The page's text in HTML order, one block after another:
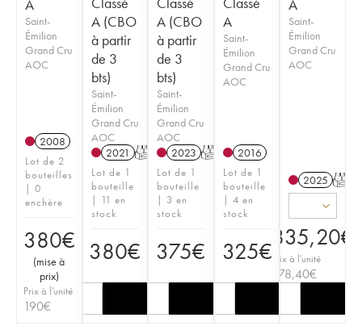
A
Saint-
Émilion
Grand Cru
AOC
2008
Lot de 2
bouteilles
| 0
enchère
380€
(mise à
prix)
Prix à l'unité
190€
A (CBO
à partir
de 3
bts)
Saint-
Émilion
Grand Cru
AOC
2021 T
Lot de 1
bouteille
| 11 en
stock
380€
A (CBO
à partir
de 3
bts)
Saint-
Émilion
Grand Cru
AOC
2023 T
Lot de 1
bouteille
| 3 en
stock
375€
A
Saint-
Émilion
Grand Cru
AOC
2016
Lot de 1
bouteille
| 4 en
stock
325€
A
Saint-
Émilion
Grand Cru
AOC
2025 T
835,20€
Prix à l'unité
278,40€